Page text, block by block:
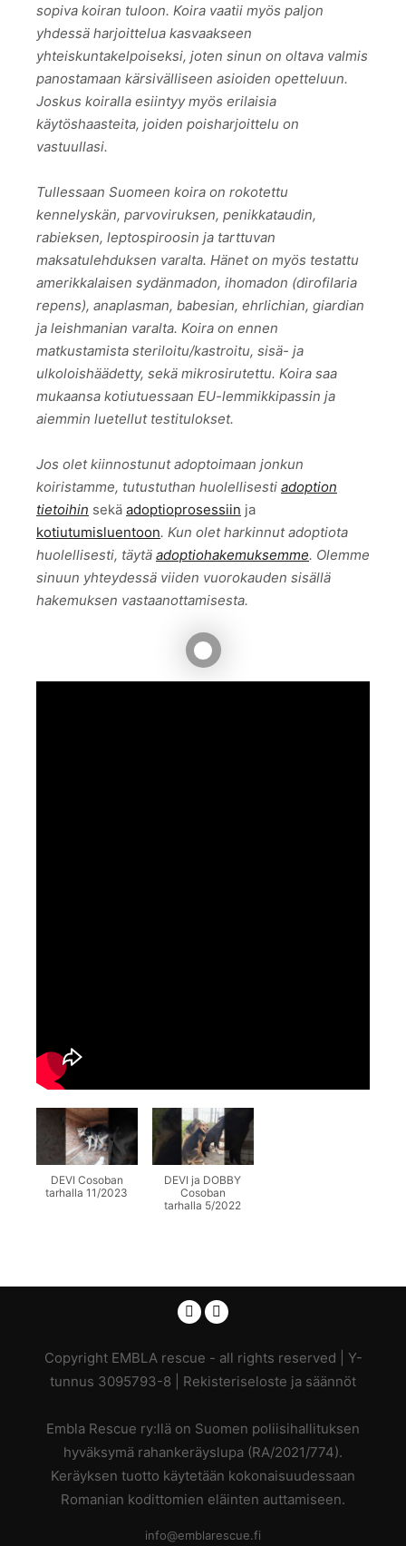
sopiva koiran tuloon. Koira vaatii myös paljon
yhdessä harjoittelua kasvaakseen
yhteiskuntakelpoiseksi, joten sinun on oltava valmis
panostamaan kärsivälliseen asioiden opetteluun.
Joskus koiralla esiintyy myös erilaisia
käytöshaasteita, joiden poisharjoittelu on
vastuullasi.
Tullessaan Suomeen koira on rokotettu
kennelyskän, parvoviruksen, penikkataudin,
rabieksen, leptospiroosin ja tarttuvan
maksatulehduksen varalta. Hänet on myös testattu
amerikkalaisen sydänmadon, ihomadon (dirofilaria
repens), anaplasman, babesian, ehrlichian, giardian
ja leishmanian varalta. Koira on ennen
matkustamista steriloitu/kastroitu, sisä- ja
ulkoloishäädetty, sekä mikrosirutettu. Koira saa
mukaansa kotiutuessaan EU-lemmikkipassin ja
aiemmin luetellut testitulokset.
Jos olet kiinnostunut adoptoimaan jonkun
koiristamme, tutustuthan huolellisesti adoption
tietoihin sekä adoptioprosessiin ja
kotiutumisluentoon. Kun olet harkinnut adoptiota
huolellisesti, täytä adoptiohakemuksemme. Olemme
sinuun yhteydessä viiden vuorokauden sisällä
hakemuksen vastaanottamisesta.
DEVI Cosoban
tarhalla 11/2023
DEVI ja DOBBY
Cosoban
tarhalla 5/2022
Copyright EMBLA rescue - all rights reserved | Y-
tunnus 3095793-8 | Rekisteriseloste ja säännöt
Embla Rescue ry:llä on Suomen poliisihallituksen
hyväksymä rahankeräyslupa (RA/2021/774).
Keräyksen tuotto käytetään kokonaisuudessaan
Romanian kodittomien eläinten auttamiseen.
info@emblarescue.fi